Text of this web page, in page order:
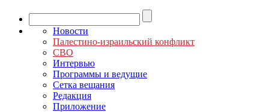
Новости
Палестино-израильский конфликт
СВО
Интервью
Программы и ведущие
Сетка вещания
Редакция
Приложение